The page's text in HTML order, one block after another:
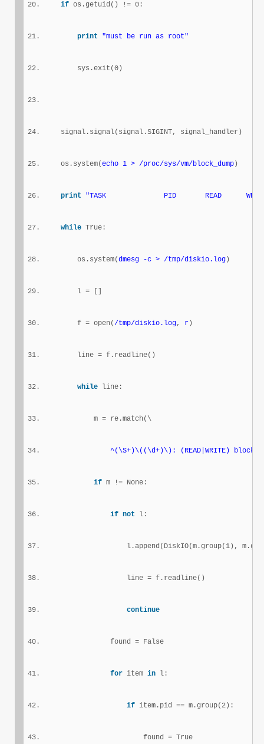
if os.getuid() != 0:
print "must be run as root"
sys.exit(0)
signal.signal(signal.SIGINT, signal_handler)
os.system(echo 1 > /proc/sys/vm/block_dump )
print "TASK              PID       READ
while True:
os.system(dmesg -c > /tmp/diskio.log )
l = []
f = open(/tmp/diskio.log, r )
line = f.readline()
while line:
m = re.match(\
^(\S+)\((\d+)\): (READ|WRITE) block
if m != None:
if not l:
l.append(DiskIO(m.group(1),
line = f.readline()
continue
found = False
for item in l:
if item.pid == m.group(2):
found = True